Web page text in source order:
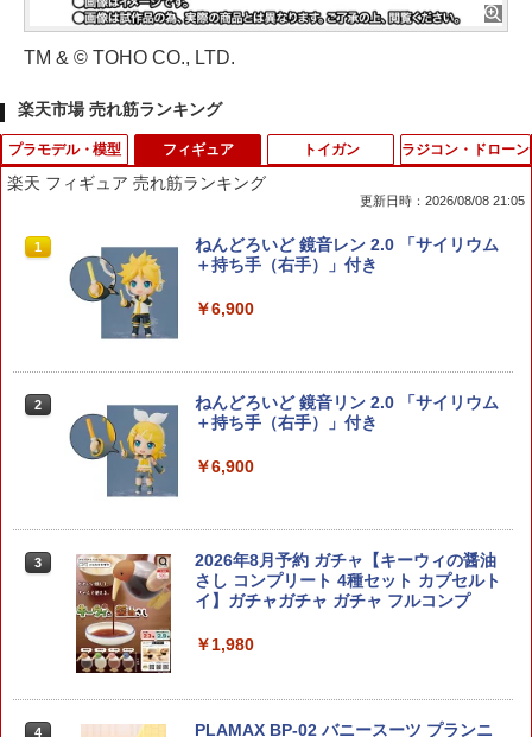
TM & © TOHO CO., LTD.
楽天市場 売れ筋ランキング
プラモデル・模型
1
【8月中旬 発売予定】 HGUC 1/144 キュ
ベレイ BANDAI SPIRITS（バンダイ ス
プラモデル（ラッピング不可）
【中古】【未組立】1/24 ニッサン スカ
ル＞（代引き不可）6513
HGUC ハイザック 連邦軍カラー BANDA
Zガンダム プラモデル ガンプラ 連邦軍
フィギュア
楽天 フィギュア 売れ筋ランキング
更新日時：2026/08/08 21:05
1
ねんどろいど 鏡音レン 2.0 「サイリウム
＋持ち手（右手）」付き
￥6,900
2
ねんどろいど 鏡音リン 2.0 「サイリウム
＋持ち手（右手）」付き
￥6,900
3
2026年8月予約 ガチャ【キーウィの醤油
さし コンプリート 4種セット カプセルト
イ】ガチャガチャ ガチャ フルコンプ
￥1,980
4 PLAMAX BP-02 バニースーツ プランニ
トイガン ラジコン・ドローン